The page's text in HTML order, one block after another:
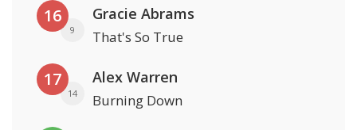
16
9
Gracie Abrams
That's So True
17
14
Alex Warren
Burning Down